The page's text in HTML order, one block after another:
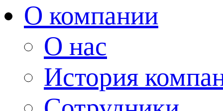
О компании
О нас
История